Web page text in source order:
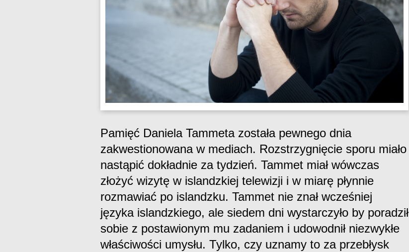
Pamięć Daniela Tammeta została pewnego dnia
zakwestionowana w mediach. Rozstrzygnięcie sporu miało
nastąpić dokładnie za tydzień. Tammet miał wówczas
złożyć wizytę w islandzkiej telewizji i w miarę płynnie
rozmawiać po islandzku. Tammet nie znał wcześniej
języka islandzkiego, ale siedem dni wystarczyło by poradził
sobie z postawionym mu zadaniem i udowodnił niezwykłe
właściwości umysłu. Tylko, czy uznamy to za przebłysk